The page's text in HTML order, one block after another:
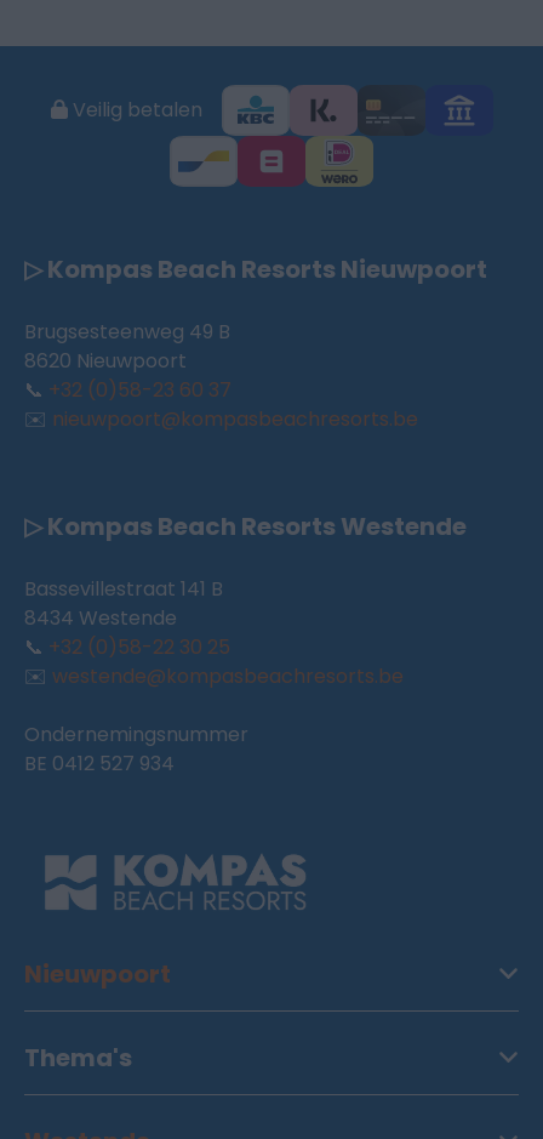
Veilig betalen
▷ Kompas Beach Resorts Nieuwpoort
Brugsesteenweg 49 B
8620 Nieuwpoort
📞 +32 (0)58-23 60 37
✉️ nieuwpoort@kompasbeachresorts.be
▷ Kompas Beach Resorts Westende
Bassevillestraat 141 B
8434 Westende
📞 +32 (0)58-22 30 25
✉️ westende@kompasbeachresorts.be
Ondernemingsnummer
BE 0412 527 934
Nieuwpoort
Thema's